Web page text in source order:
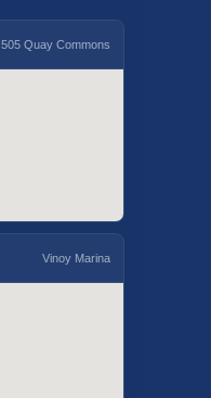
505 Quay Commons
Vinoy Marina